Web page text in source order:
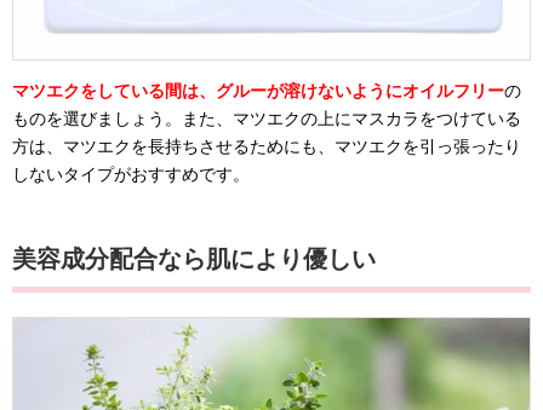
マツエクをしている間は、グルーが溶けないようにオイルフリーの
ものを選びましょう。また、マツエクの上にマスカラをつけている
方は、マツエクを長持ちさせるためにも、マツエクを引っ張ったり
しないタイプがおすすめです。
美容成分配合なら肌により優しい